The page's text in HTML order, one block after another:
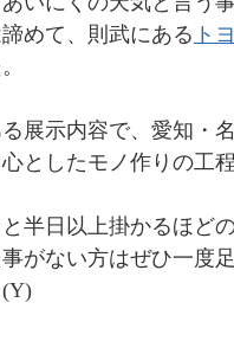
めて、則武にある ト
展示内容で、愛知・
心としたモノ作りの工
半日以上掛かるほど
がない方はぜひ一度